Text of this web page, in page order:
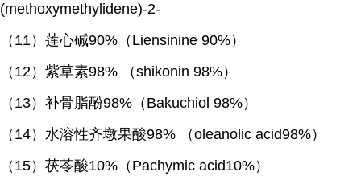
(methoxymethylidene)-2-
（ 11）莲心碱90% （ Liensinine 90%）
（ 12）紫草素98% （shikonin 98%）
（ 13）补骨脂酚98% （ Bakuchiol 98%）
（ 14）水溶性齐墩果酸98% （oleanolic acid98%）
（ 15）茯苓酸10% （ Pachymic acid10%）